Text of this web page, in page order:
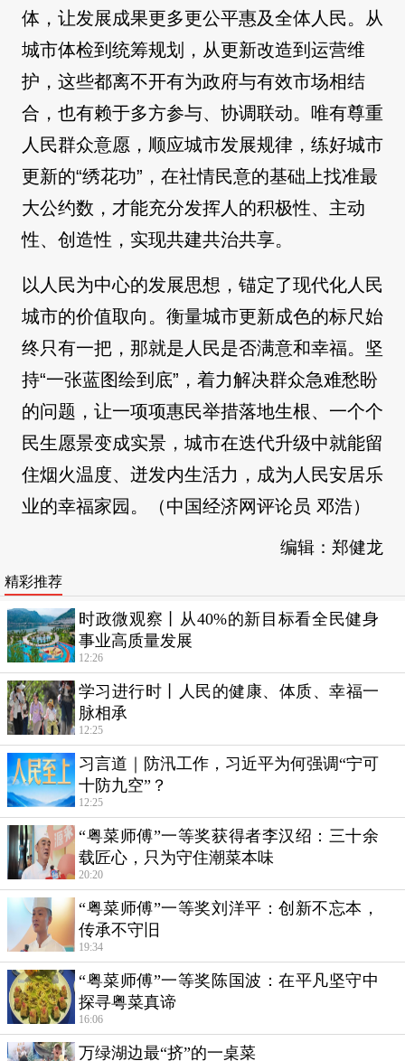
体，让发展成果更多更公平惠及全体人民。从
城市体检到统筹规划，从更新改造到运营维
护，这些都离不开有为政府与有效市场相结
合，也有赖于多方参与、协调联动。唯有尊重
人民群众意愿，顺应城市发展规律，练好城市
更新的“绣花功”，在社情民意的基础上找准最
大公约数，才能充分发挥人的积极性、主动
性、创造性，实现共建共治共享。
以人民为中心的发展思想，锚定了现代化人民
城市的价值取向。衡量城市更新成色的标尺始
终只有一把，那就是人民是否满意和幸福。坚
持“一张蓝图绘到底”，着力解决群众急难愁盼
的问题，让一项项惠民举措落地生根、一个个
民生愿景变成实景，城市在迭代升级中就能留
住烟火温度、迸发内生活力，成为人民安居乐
业的幸福家园。（中国经济网评论员 邓浩）
编辑：郑健龙
精彩推荐